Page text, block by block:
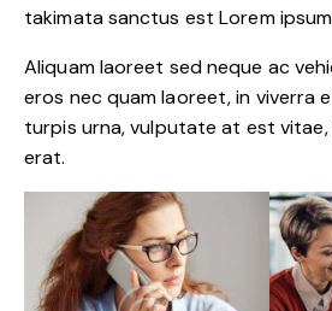
takimata sanctus est Lorem
Aliquam laoreet sed neque ac
eros nec quam laoreet, in viverra
turpis urna, vulputate at est
erat.